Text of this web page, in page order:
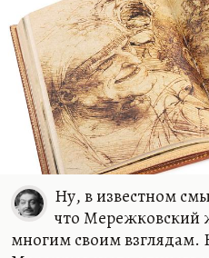
Ну, в известном
что Мережковский
многим своим взглядам.